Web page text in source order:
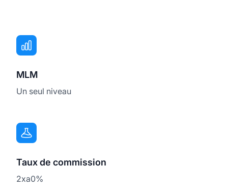
MLM
Un seul niveau
Taux de commission
2xa0%